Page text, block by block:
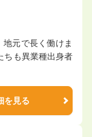
地元で長く働けま
ちも異業種出身者
を見る